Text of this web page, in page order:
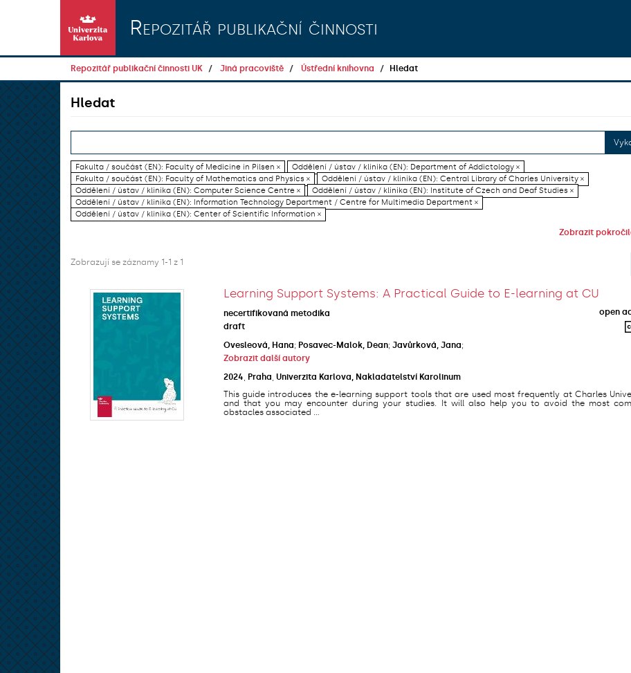
Repozitář publikační činnosti
Repozitář publikační činnosti UK Jiná pracoviště Ústřední knihovna Hledat
Hledat
Fakulta / součást (EN): Faculty of Medicine in Pilsen ×
Oddělení / ústav / klinika (EN): Department of Addictology ×
Fakulta / součást (EN): Faculty of Mathematics and Physics ×
Oddělení / ústav / klinika (EN): Central Library of Charles University ×
Oddělení / ústav / klinika (EN): Computer Science Centre ×
Oddělení / ústav / klinika (EN): Institute of Czech and Deaf Studies ×
Oddělení / ústav / klinika (EN): Information Technology Department / Centre for Multimedia Department ×
Oddělení / ústav / klinika (EN): Center of Scientific Information ×
Zobrazit
Zobrazují se záznamy 1-1 z 1
Learning Support Systems: A Practical Guide to E-learning at CU
necertifikovaná metodika
open
draft
Ovesleová, Hana; Posavec-Malok, Dean; Javůrková, Jana;
Zobrazit další autory
2024
Praha Univerzita Karlova, Nakladatelství Karolinum
This guide introduces the e-learning support tools that are used most frequently at Charles
and that you may encounter during your studies. It will also help you to avoid the most
obstacles associated ...